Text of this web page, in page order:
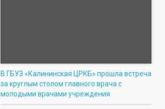
В ГБУЗ «Калининская ЦРКБ» прошла встреча
за круглым столом главного врача с
молодыми врачами учреждения